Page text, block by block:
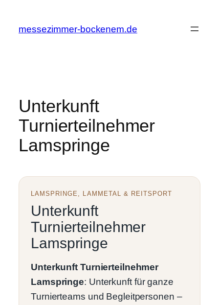
springen
messezimmer-bockenem.de
Unterkunft
Turnierteilnehmer
Lamspringe
LAMSPRINGE, LAMMETAL & REITSPORT
Unterkunft
Turnierteilnehmer
Lamspringe
Unterkunft Turnierteilnehmer
Lamspringe: Unterkunft für ganze
Turnierteams und Begleitpersonen –